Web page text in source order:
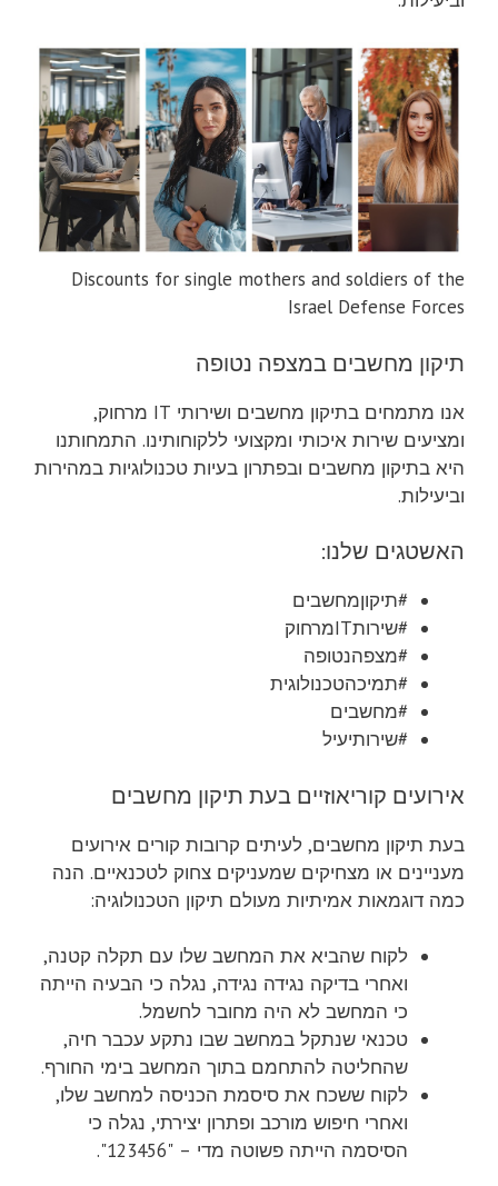
Discounts for single mothers and soldiers of the
Israel Defense Forces
תיקון מחשבים במצפה נטופה
אנו מתמחים בתיקון מחשבים ושירותי IT מרחוק,
ומציעים שירות איכותי ומקצועי ללקוחותינו. התמחותנו
היא בתיקון מחשבים ובפתרון בעיות טכנולוגיות במהירות
וביעילות.
האשטגים שלנו:
#תיקוןמחשבים
#שירותITמרחוק
#מצפהנטופה
#תמיכהטכנולוגית
#מחשבים
#שירותיעיל
אירועים קוריאוזיים בעת תיקון מחשבים
בעת תיקון מחשבים, לעיתים קרובות קורים אירועים
מעניינים או מצחיקים שמעניקים צחוק לטכנאיים. הנה
כמה דוגמאות אמיתיות מעולם תיקון הטכנולוגיה:
לקוח שהביא את המחשב שלו עם תקלה קטנה,
ואחרי בדיקה נגידה נגידה, נגלה כי הבעיה הייתה
כי המחשב לא היה מחובר לחשמל.
טכנאי שנתקל במחשב שבו נתקע עכבר חיה,
שהחליטה להתחמם בתוך המחשב בימי החורף.
לקוח ששכח את סיסמת הכניסה למחשב שלו,
ואחרי חיפוש מורכב ופתרון יצירתי, נגלה כי
הסיסמה הייתה פשוטה מדי – "123456".